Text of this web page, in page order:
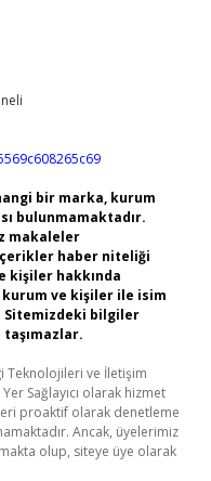
bir marka, kurum
bulunmamaktadır.
makaleler
haber niteliği
kişiler hakkında
kurum ve kişiler ile isim
bilgiler
Teknolojileri ve İletişim
Sağlayıcı olarak hizmet
proaktif olarak denetleme
Ancak, üyelerimiz
olup, siteye üye olarak